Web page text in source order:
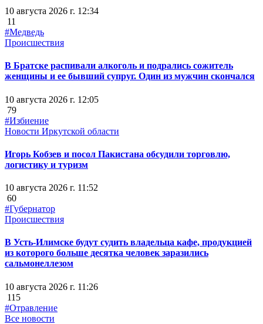
10 августа 2026 г. 12:34
11
#Медведь
Происшествия
В Братске распивали алкоголь и подрались сожитель
женщины и ее бывший супруг. Один из мужчин скончался
10 августа 2026 г. 12:05
79
#Избиение
Новости Иркутской области
Игорь Кобзев и посол Пакистана обсудили торговлю,
логистику и туризм
10 августа 2026 г. 11:52
60
#Губернатор
Происшествия
В Усть-Илимске будут судить владельца кафе, продукцией
из которого больше десятка человек заразились
сальмонеллезом
10 августа 2026 г. 11:26
115
#Отравление
Все новости